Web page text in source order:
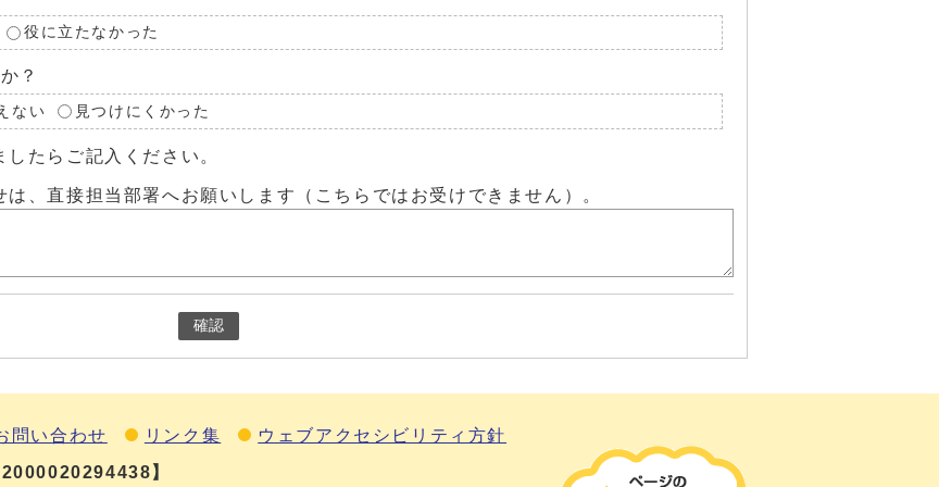
役に立たなかった
？
ない 見つけにくかった
たらご記入ください。
は、直接担当部署へお願いします（こちらではお受けできません）。
確認
問い合わせ リンク集
ウェブアクセシビリティ方針
2000020294438】